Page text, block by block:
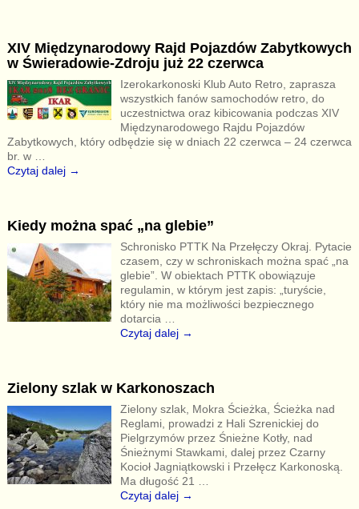
XIV Międzynarodowy Rajd Pojazdów Zabytkowych
w Świeradowie-Zdroju już 22 czerwca
Izerokarkonoski Klub Auto Retro, zaprasza
wszystkich fanów samochodów retro, do
uczestnictwa oraz kibicowania podczas XIV
Międzynarodowego Rajdu Pojazdów
Zabytkowych, który odbędzie się w dniach 22 czerwca – 24 czerwca
br. w
Czytaj dalej →
Kiedy można spać „na glebie”
Schronisko PTTK Na Przełęczy Okraj. Pytacie
czasem, czy w schroniskach można spać „na
glebie”. W obiektach PTTK obowiązuje
regulamin, w którym jest zapis: „turyście,
który nie ma możliwości bezpiecznego
dotarcia
Czytaj dalej →
Zielony szlak w Karkonoszach
Zielony szlak, Mokra Ścieżka, Ścieżka nad
Reglami, prowadzi z Hali Szrenickiej do
Pielgrzymów przez Śnieżne Kotły, nad
Śnieżnymi Stawkami, dalej przez Czarny
Kocioł Jagniątkowski i Przełęcz Karkonoską.
Ma długość 21 …
Czytaj dalej →